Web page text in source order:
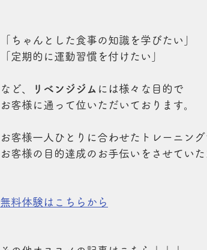
「ちゃんとした食事の知識を学びたい」
「定期的に運動習慣を付けたい」
など、 リベンジジム には様々な目的で
お客様に通って位いただいております。
お客様一人ひとりに合わせたトレーニング
お客様の目的達成のお手伝いをさせていた
無料体験はこちらから